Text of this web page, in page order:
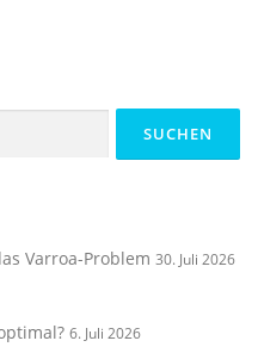
Varroa-Problem 30. Juli 2026
6. Juli 2026